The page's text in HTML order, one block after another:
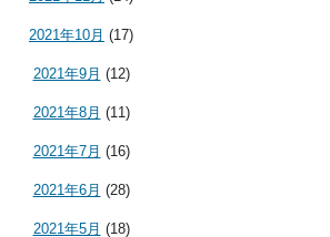
2021年10月 (17)
2021年9月 (12)
2021年8月 (11)
2021年7月 (16)
2021年6月 (28)
2021年5月 (18)